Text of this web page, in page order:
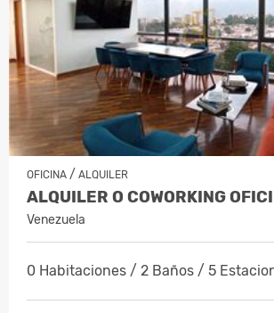
OFICINA / ALQUILER
Venezuela
0 Habitaciones / 2 Baños / 5